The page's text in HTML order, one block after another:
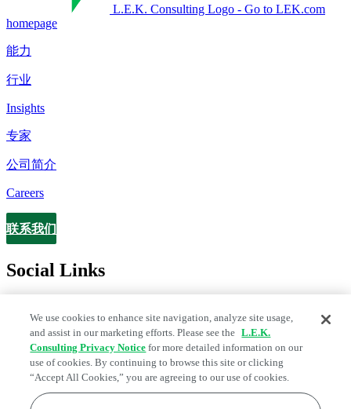
L.E.K. Consulting Logo - Go to LEK.com
homepage
能力
行业
Insights
专家
公司简介
Careers
Contact
联系我们
Social Links
We use cookies to enhance site navigation, analyze site usage,
and assist in our marketing efforts. Please see the L.E.K.
Consulting Privacy Notice for more detailed information on our
use of cookies. By continuing to browse this site or clicking
“Accept All Cookies,” you are agreeing to our use of cookies.